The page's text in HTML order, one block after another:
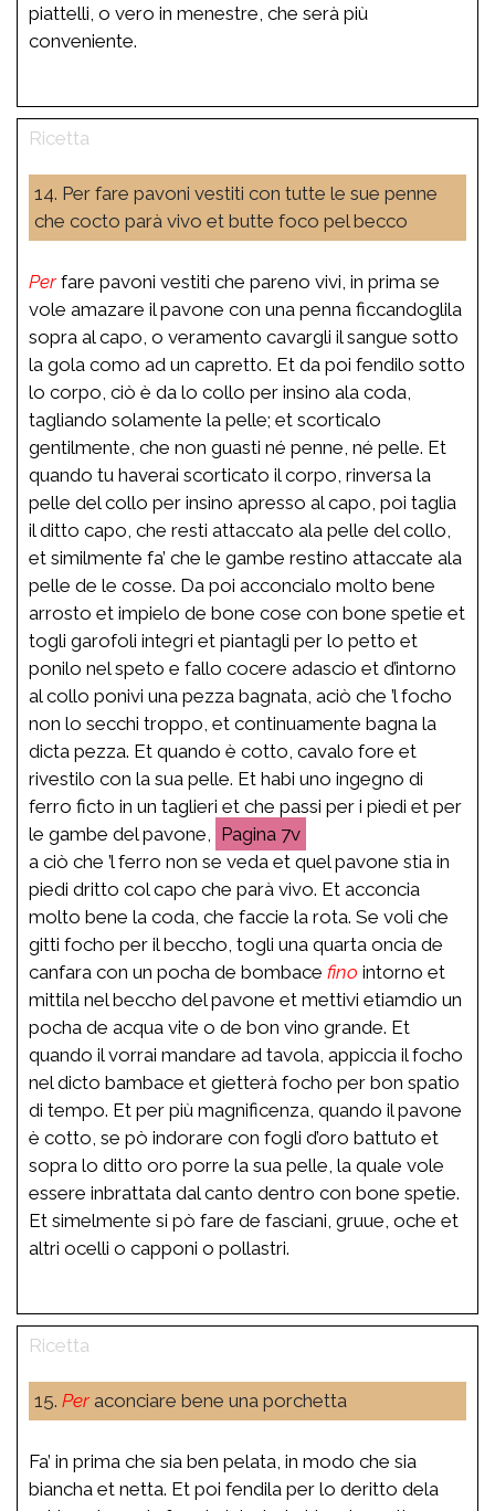
piattelli, o vero in menestre, che serà più
conveniente.
14. Per fare pavoni vestiti con tutte le sue penne
che cocto parà vivo et butte foco pel becco
Perfare pavoni vestiti che pareno vivi, in prima se
vole amazare il pavone con una penna ficcandoglila
sopra al capo, o veramento cavargli il sangue sotto
la gola como ad un capretto. Et da poi fendilo sotto
lo corpo, ciò è da lo collo per insino ala coda,
tagliando solamente la pelle; et scorticalo
gentilmente, che non guasti né penne, né pelle. Et
quando tu haverai scorticato il corpo, rinversa la
pelle del collo per insino apresso al capo, poi taglia
il ditto capo, che resti attaccato ala pelle del collo,
et similmente fa’ che le gambe restino attaccate ala
pelle de le cosse. Da poi acconcialo molto bene
arrosto et impielo de bone cose con bone spetie et
togli garofoli integri et piantagli per lo petto et
ponilo nel speto e fallo cocere adascio et d’intorno
al collo ponivi una pezza bagnata, aciò che ’l focho
non lo secchi troppo, et continuamente bagna la
dicta pezza. Et quando è cotto, cavalo fore et
rivestilo con la sua pelle. Et habi uno ingegno di
ferro ficto in un taglieri et che passi per i piedi et per
le gambe del pavone,
7v
a ciò che ’l ferro non se veda et quel pavone stia in
piedi dritto col capo che parà vivo. Et acconcia
molto bene la coda, che faccie la rota. Se voli che
gitti focho per il beccho, togli una quarta oncia de
canfara con un pocha de bombace fino intorno et
mittila nel beccho del pavone et mettivi etiamdio un
pocha de acqua vite o de bon vino grande. Et
quando il vorrai mandare ad tavola, appiccia il focho
nel dicto bambace et gietterà focho per bon spatio
di tempo. Et per più magnificenza, quando il pavone
è cotto, se pò indorare con fogli d’oro battuto et
sopra lo ditto oro porre la sua pelle, la quale vole
essere inbrattata dal canto dentro con bone spetie.
Et simelmente si pò fare de fasciani, gruue, oche et
altri ocelli o capponi o pollastri.
15. Peraconciare bene una porchetta
Fa’ in prima che sia ben pelata, in modo che sia
biancha et netta. Et poi fendila per lo deritto dela